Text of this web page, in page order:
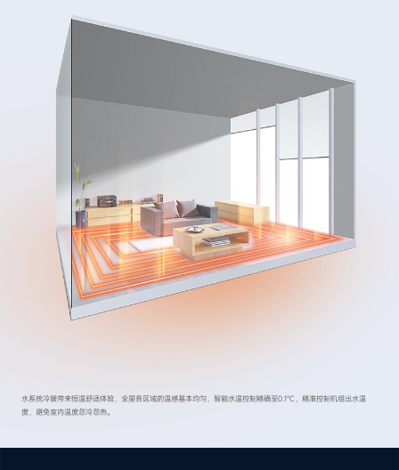
水系统冷暖带来恒温舒适体验，全屋各区域的温感基本均匀，智能水温控制精确至0.1℃，精准控制机组出水温
度，避免室内温度忽冷忽热。